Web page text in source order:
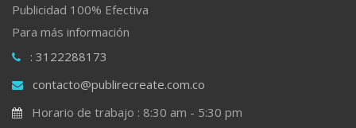
Publicidad 100% Efectiva
Para más información
: 3122288173
contacto@publirecreate.com.co
Horario de trabajo : 8:30 am - 5:30 pm